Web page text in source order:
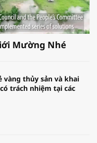
Mường Nhé
vàng thủy sản và khai
trách nhiệm tại các